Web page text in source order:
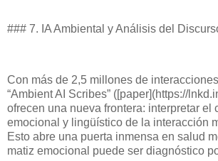
### 7. IA Ambiental y Análisis del
Con más de 2,5 millones de
“Ambient AI Scribes” ([paper](https://
ofrecen una nueva frontera: interpretar el
emocional y lingüístico de la interacción
Esto abre una puerta inmensa en salud
matiz emocional puede ser diagnóstico